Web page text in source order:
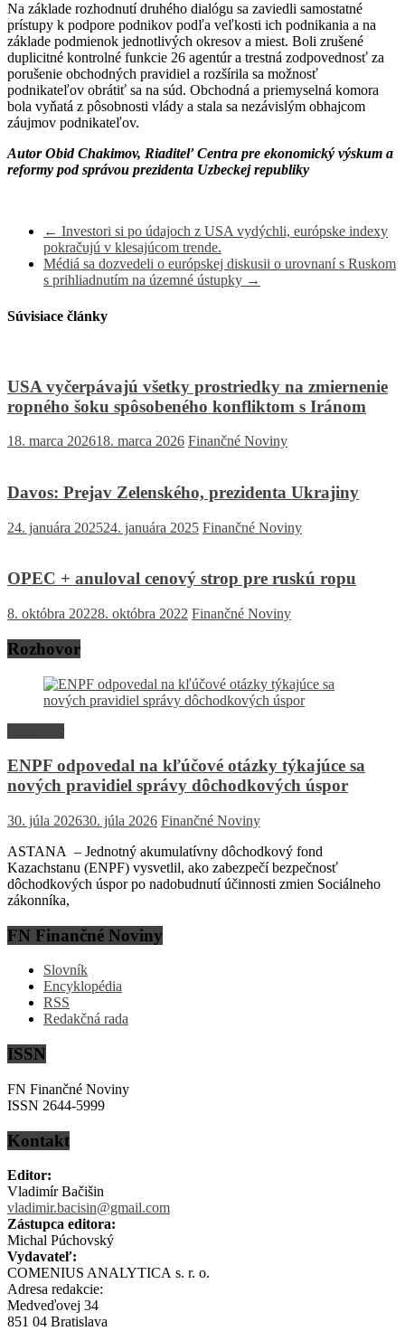
Na základe rozhodnutí druhého dialógu sa zaviedli samostatné
prístupy k podpore podnikov podľa veľkosti ich podnikania a na
základe podmienok jednotlivých okresov a miest. Boli zrušené
duplicitné kontrolné funkcie 26 agentúr a trestná zodpovednosť za
porušenie obchodných pravidiel a rozšírila sa možnosť
podnikateľov obrátiť sa na súd. Obchodná a priemyselná komora
bola vyňatá z pôsobnosti vlády a stala sa nezávislým obhajcom
záujmov podnikateľov.
Autor Obid Chakimov, Riaditeľ Centra pre ekonomický výskum a
reformy pod správou prezidenta Uzbeckej republiky
← Investori si po údajoch z USA vydýchli, európske indexy
pokračujú v klesajúcom trende.
Médiá sa dozvedeli o európskej diskusii o urovnaní s Ruskom
s prihliadnutím na územné ústupky →
Súvisiace články
USA vyčerpávajú všetky prostriedky na zmiernenie
ropného šoku spôsobeného konfliktom s Iránom
18. marca 202618. marca 2026 Finančné Noviny
Davos: Prejav Zelenského, prezidenta Ukrajiny
24. januára 202524. januára 2025 Finančné Noviny
OPEC + anuloval cenový strop pre ruskú ropu
8. októbra 20228. októbra 2022 Finančné Noviny
Rozhovor
ENPF odpovedal na kľúčové otázky týkajúce sa
nových pravidiel správy dôchodkových úspor
30. júla 202630. júla 2026 Finančné Noviny
ASTANA – Jednotný akumulatívny dôchodkový fond
Kazachstanu (ENPF) vysvetlil, ako zabezpečí bezpečnosť
dôchodkových úspor po nadobudnutí účinnosti zmien Sociálneho
zákonníka,
FN Finančné Noviny
Slovník
Encyklopédia
RSS
Redakčná rada
ISSN
FN Finančné Noviny
ISSN 2644-5999
Kontakt
Editor:
Vladimír Bačišin
vladimir.bacisin@gmail.com
Zástupca editora:
Michal Púchovský
Vydavateľ:
COMENIUS ANALYTICA s. r. o.
Adresa redakcie:
Medveďovej 34
851 04 Bratislava